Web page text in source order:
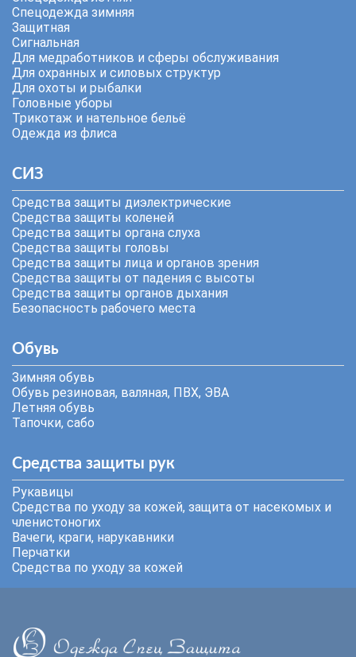
Спецодежда зимняя
Защитная
Сигнальная
Для медработников и сферы обслуживания
Для охранных и силовых структур
Для охоты и рыбалки
Головные уборы
Трикотаж и нательное бельё
Одежда из флиса
СИЗ
Средства защиты диэлектрические
Средства защиты коленей
Средства защиты органа слуха
Средства защиты головы
Средства защиты лица и органов зрения
Средства защиты от падения с высоты
Средства защиты органов дыхания
Безопасность рабочего места
Обувь
Зимняя обувь
Обувь резиновая, валяная, ПВХ, ЭВА
Летняя обувь
Тапочки, сабо
Средства защиты рук
Рукавицы
Средства по уходу за кожей, защита от насекомых и
членистоногих
Вачеги, краги, нарукавники
Перчатки
Средства по уходу за кожей